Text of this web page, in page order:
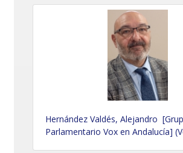
Hernández Valdés, Alejandro
Parlamentario Vox en Andalucía]